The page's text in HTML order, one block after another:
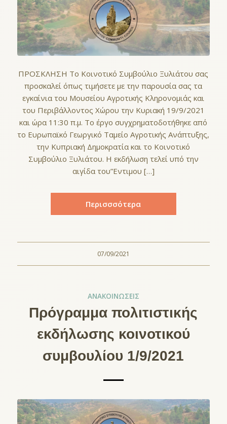
ΠΡΟΣΚΛΗΣΗ Το Κοινοτικό Συμβούλιο Ξυλιάτου σας
προσκαλεί όπως τιμήσετε με την παρουσία σας τα
εγκαίνια του Μουσείου Αγροτικής Κληρονομιάς και
του Περιβάλλοντος Χώρου την Κυριακή 19/9/2021
και ώρα 11:30 π.μ. Το έργο συγχρηματοδοτήθηκε από
το Ευρωπαϊκό Γεωργικό Ταμείο Αγροτικής Ανάπτυξης,
την Κυπριακή Δημοκρατία και το Κοινοτικό
Συμβούλιο Ξυλιάτου. Η εκδήλωση τελεί υπό την
αιγίδα του”Εντιμου […]
Περισσσότερα
07/09/2021
ΑΝΑΚΟΙΝΏΣΕΙΣ
Πρόγραμμα πολιτιστικής
εκδήλωσης κοινοτικού
συμβουλίου 1/9/2021